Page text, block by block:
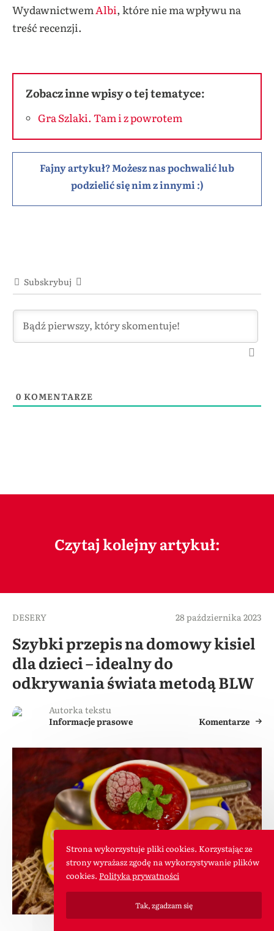
Wydawnictwem Albi, które nie ma wpływu na
treść recenzji.
Zobacz inne wpisy o tej tematyce:
Gra Szlaki. Tam i z powrotem
Fajny artykuł? Możesz nas pochwalić lub
podzielić się nim z innymi :)
Subskrybuj
0 KOMENTARZE
Czytaj kolejny artykuł:
DESERY 28 października 2023
Szybki przepis na domowy kisiel
dla dzieci – idealny do
odkrywania świata metodą BLW
Autorka tekstu
Informacje prasowe
Komentarze
Strona wykorzystuje pliki cookies. Korzystając ze
strony wyrażasz zgodę na wykorzystywanie plików
cookies. Polityka prywatności
Tak, zgadzam się